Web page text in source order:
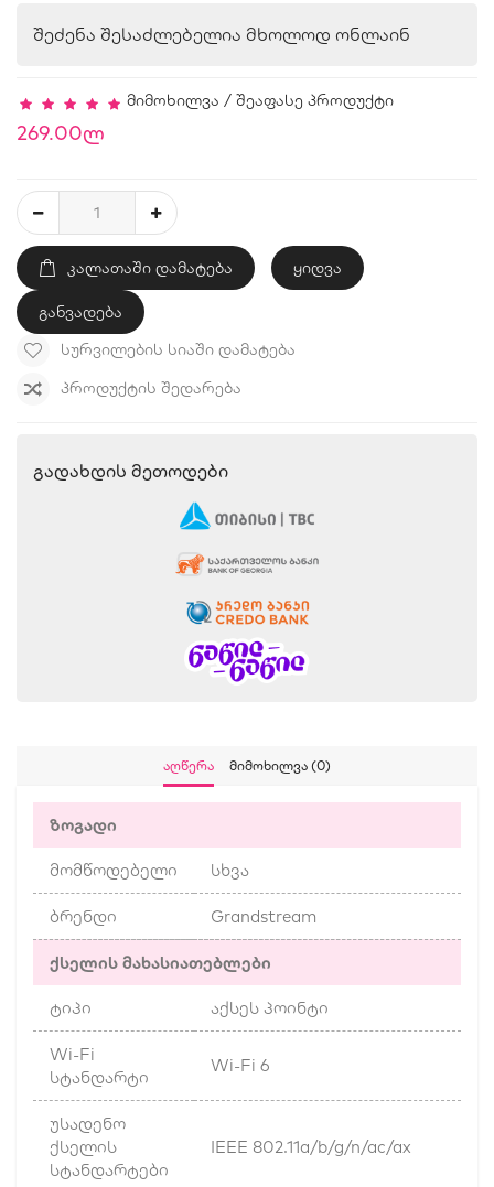
შეძენა შესაძლებელია მხოლოდ ონლაინ
მიმოხილვა / შეაფასე პროდუქტი
269.00ლ
ᲙᲐᲚᲐᲗᲐᲨᲘ ᲓᲐᲛᲐᲢᲔᲑᲐ ყიდვა
განვადება
ᲡᲣᲠᲕᲘᲚᲔᲑᲘᲡ ᲡᲘᲐᲨᲘ ᲓᲐᲛᲐᲢᲔᲑᲐ
ᲞᲠᲝᲓᲣᲥᲢᲘᲡ ᲨᲔᲓᲐᲠᲔᲑᲐ
Გადახდის Მეთოდები
Აღწერა Მიმოხილვა (0)
ზოგადი
მომწოდებელი სხვა
ბრენდი Grandstream
ქსელის მახასიათებლები
ტიპი აქსეს პოინტი
Wi-Fi
სტანდარტი
Wi-Fi 6
უსადენო
ქსელის
სტანდარტები
IEEE 802.11a/b/g/n/ac/ax